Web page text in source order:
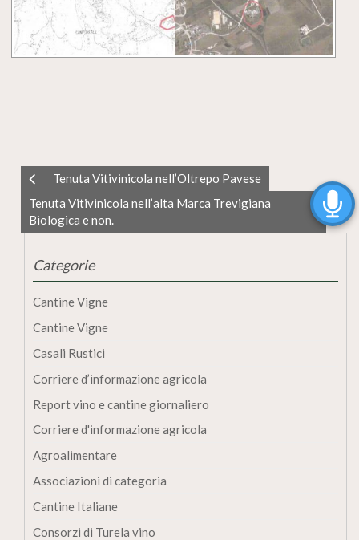
Tenuta Vitivinicola nell’Oltrepo Pavese
Tenuta Vitivinicola nell’alta Marca Trevigiana
Biologica e non.
Categorie
Cantine Vigne
Cantine Vigne
Casali Rustici
Corriere d’informazione agricola
Report vino e cantine giornaliero
Corriere d'informazione agricola
Agroalimentare
Associazioni di categoria
Cantine Italiane
Consorzi di Turela vino